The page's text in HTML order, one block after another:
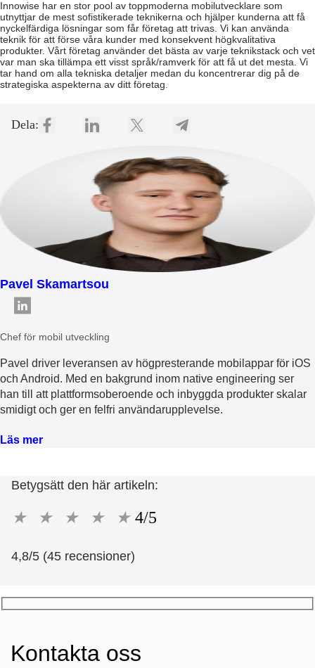
Innowise har en stor pool av toppmoderna mobilutvecklare som
utnyttjar de mest sofistikerade teknikerna och hjälper kunderna att få
nyckelfärdiga lösningar som får företag att trivas. Vi kan använda
teknik för att förse våra kunder med konsekvent högkvalitativa
produkter. Vårt företag använder det bästa av varje teknikstack och vet
var man ska tillämpa ett visst språk/ramverk för att få ut det mesta. Vi
tar hand om alla tekniska detaljer medan du koncentrerar dig på de
strategiska aspekterna av ditt företag.
Dela:
Pavel Skamartsou
Chef för mobil utveckling
Pavel driver leveransen av högpresterande mobilappar för iOS
och Android. Med en bakgrund inom native engineering ser
han till att plattformsoberoende och inbyggda produkter skalar
smidigt och ger en felfri användarupplevelse.
Läs mer
Betygsätt den här artikeln:
★ ★ ★ ★ ★ 4/5
4,8/5 (45 recensioner)
Kontakta oss